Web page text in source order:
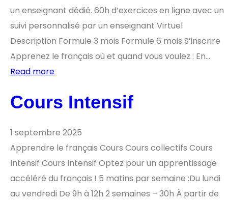
un enseignant dédié. 60h d’exercices en ligne avec un
suivi personnalisé par un enseignant Virtuel
Description Formule 3 mois Formule 6 mois S’inscrire
Apprenez le français où et quand vous voulez : En…
Read more
Cours Intensif
1 septembre 2025
Apprendre le français Cours Cours collectifs Cours
Intensif Cours Intensif Optez pour un apprentissage
accéléré du français ! 5 matins par semaine :Du lundi
au vendredi De 9h à 12h 2 semaines – 30h À partir de